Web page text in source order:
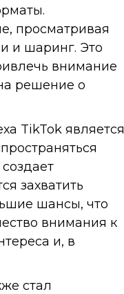
просматривая
и шаринг. Это
внимание
решение о
TikTok является
захватить
шансы, что
внимания к
и, в
стал